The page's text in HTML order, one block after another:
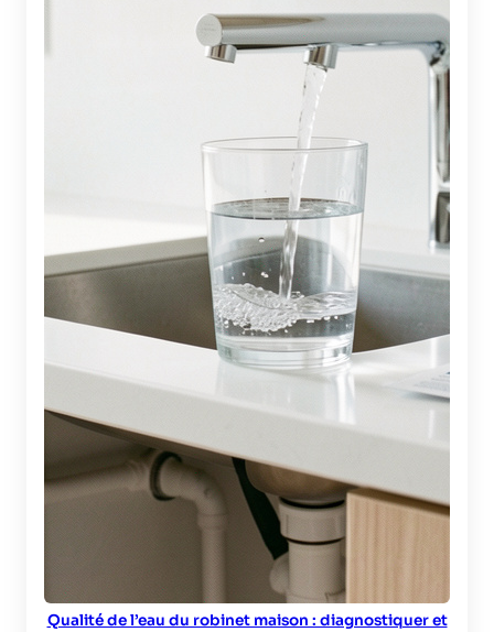
Qualité de l’eau du robinet maison : diagnostiquer et